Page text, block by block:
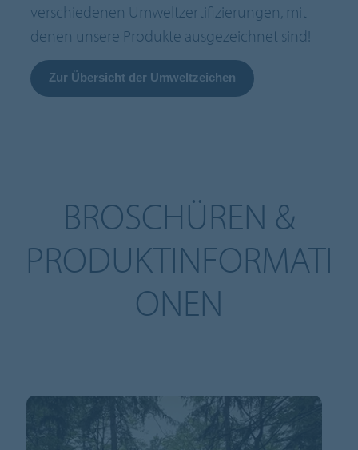
verschiedenen Umweltzertifizierungen, mit
denen unsere Produkte ausgezeichnet sind!
Zur Übersicht der Umweltzeichen
BROSCHÜREN &
PRODUKTINFORMATI
ONEN